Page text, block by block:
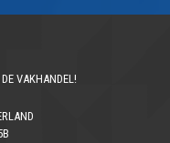
VAKHANDEL!